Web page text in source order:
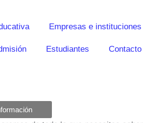
Empresas e instituciones
Estudiantes Contacto